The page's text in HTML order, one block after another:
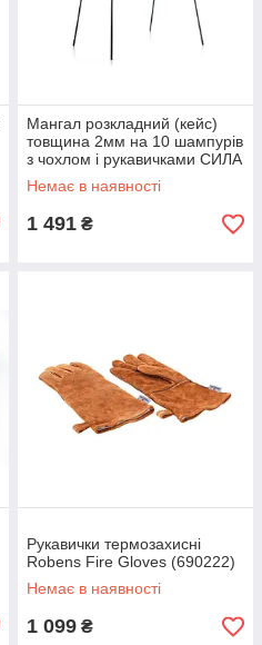
Мангал розкладний (кейс)
товщина 2мм на 10 шампурів
з чохлом і рукавичками СИЛА
Немає в наявності
1 491 ₴
Рукавички термозахисні
Robens Fire Gloves (690222)
Немає в наявності
1 099 ₴